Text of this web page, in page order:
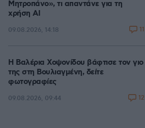
Μητροπάνο», τι απαντάνε για τη
χρήση AI
09.08.2026, 14:18 11
Η Βαλέρια Χοψονίδου βάφτισε τον γιο
της στη Βουλιαγμένη, δείτε
φωτογραφίες
09.08.2026, 09:44 12